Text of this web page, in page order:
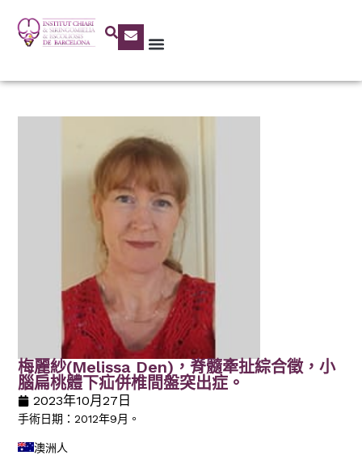
梅麗紗(Melissa Den)，脊髓牽扯綜合徵，小
腦扁桃體下疝併椎間盤突出症。
2023年10月27日
手術日期：2012年9月。
澳洲人